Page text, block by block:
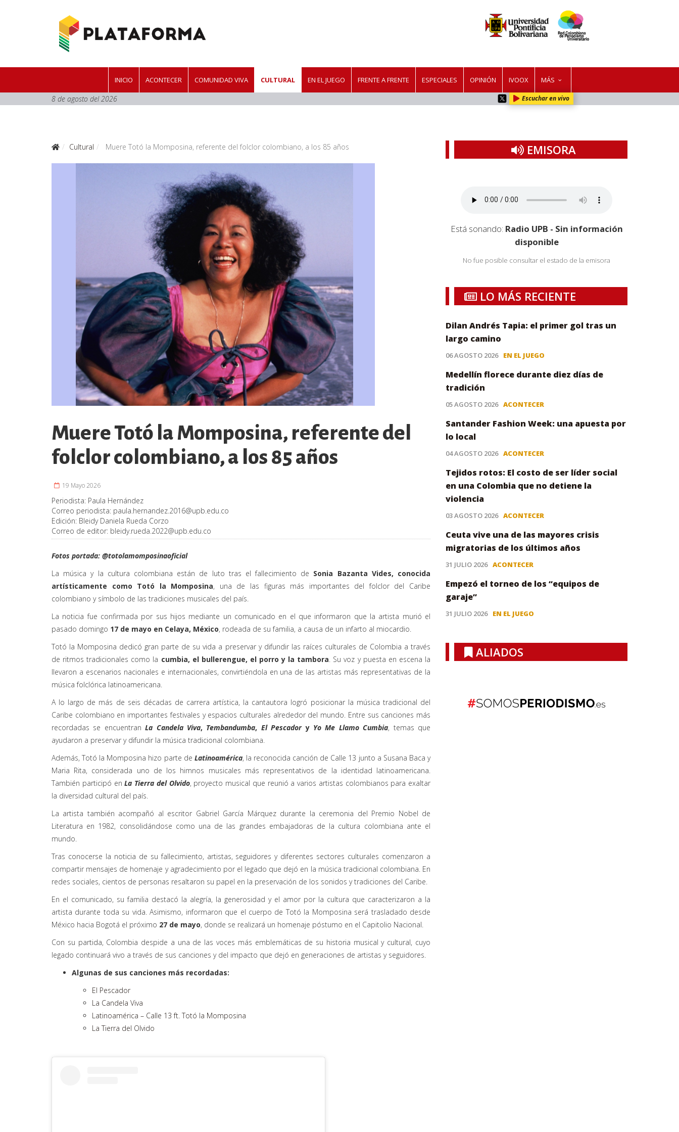
INICIO ACONTECER COMUNIDAD VIVA CULTURAL EN EL JUEGO FRENTE A FRENTE ESPECIALES OPINIÓN IVOOX MÁS
8 de agosto del 2026 Escuchar en vivo
Cultural Muere Totó la Momposina, referente del folclor colombiano, a los 85 años
Muere Totó la Momposina, referente del
folclor colombiano, a los 85 años
19 Mayo 2026
Periodista: Paula Hernández
Correo periodista: paula.hernandez.2016@upb.edu.co
Edición: Bleidy Daniela Rueda Corzo
Correo de editor: bleidy.rueda.2022@upb.edu.co
Fotos portada: @totolamomposinaoficial
La música y la cultura colombiana están de luto tras el fallecimiento de Sonia Bazanta Vides, conocida
artísticamente como Totó la Momposina, una de las figuras más importantes del folclor del Caribe
colombiano y símbolo de las tradiciones musicales del país.
La noticia fue confirmada por sus hijos mediante un comunicado en el que informaron que la artista murió el
pasado domingo 17 de mayo en Celaya, México, rodeada de su familia, a causa de un infarto al miocardio.
Totó la Momposina dedicó gran parte de su vida a preservar y difundir las raíces culturales de Colombia a través
de ritmos tradicionales como la cumbia, el bullerengue, el porro y la tambora . Su voz y puesta en escena la
llevaron a escenarios nacionales e internacionales, convirtiéndola en una de las artistas más representativas de la
música folclórica latinoamericana.
A lo largo de más de seis décadas de carrera artística, la cantautora logró posicionar la música tradicional del
Caribe colombiano en importantes festivales y espacios culturales alrededor del mundo. Entre sus canciones más
recordadas se encuentranLa Candela Viva, Tembandumba, El Pescadory Yo Me Llamo Cumbia, temas que
ayudaron a preservar y difundir la música tradicional colombiana.
Además, Totó la Momposina hizo parte de Latinoamérica, la reconocida canción de Calle 13 junto a Susana Baca y
Maria Rita, considerada uno de los himnos musicales más representativos de la identidad latinoamericana.
También participó enLa Tierra del Olvido, proyecto musical que reunió a varios artistas colombianos para exaltar
la diversidad cultural del país.
La artista también acompañó al escritor Gabriel García Márquez durante la ceremonia del Premio Nobel de
Literatura en 1982, consolidándose como una de las grandes embajadoras de la cultura colombiana ante el
mundo.
Tras conocerse la noticia de su fallecimiento, artistas, seguidores y diferentes sectores culturales comenzaron a
compartir mensajes de homenaje y agradecimiento por el legado que dejó en la música tradicional colombiana. En
redes sociales, cientos de personas resaltaron su papel en la preservación de los sonidos y tradiciones del Caribe.
En el comunicado, su familia destacó la alegría, la generosidad y el amor por la cultura que caracterizaron a la
artista durante toda su vida. Asimismo, informaron que el cuerpo de Totó la Momposina será trasladado desde
México hacia Bogotá el próximo 27 de mayo, donde se realizará un homenaje póstumo en el Capitolio Nacional.
Con su partida, Colombia despide a una de las voces más emblemáticas de su historia musical y cultural, cuyo
legado continuará vivo a través de sus canciones y del impacto que dejó en generaciones de artistas y seguidores.
Algunas de sus canciones más recordadas:
El Pescador
La Candela Viva
Latinoamérica – Calle 13 ft. Totó la Momposina
La Tierra del Olvido
EMISORA
Está sonando: Radio UPB - Sin información
disponible
No fue posible consultar el estado de la emisora
LO MÁS RECIENTE
Dilan Andrés Tapia: el primer gol tras un
largo camino
06 AGOSTO 2026 EN EL JUEGO
Medellín florece durante diez días de
tradición
05 AGOSTO 2026 ACONTECER
Santander Fashion Week: una apuesta por
lo local
04 AGOSTO 2026 ACONTECER
Tejidos rotos: El costo de ser líder social
en una Colombia que no detiene la
violencia
03 AGOSTO 2026 ACONTECER
Ceuta vive una de las mayores crisis
migratorias de los últimos años
31 JULIO 2026 ACONTECER
Empezó el torneo de los “equipos de
garaje”
31 JULIO 2026 EN EL JUEGO
ALIADOS